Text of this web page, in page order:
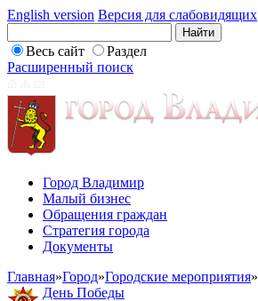
English version Версия для слабовидящих
Весь сайт
Раздел
Расширенный поиск
Город Владимир
Малый бизнес
Обращения граждан
Стратегия города
Документы
Главная»Город»Городские мероприятия»
День Победы